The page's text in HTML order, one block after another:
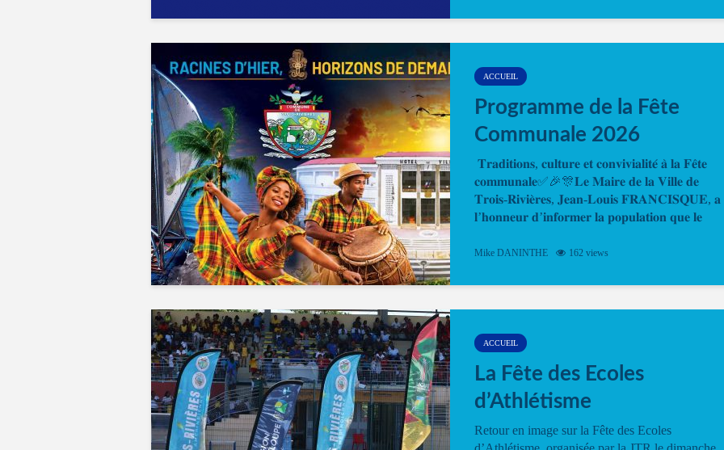
ACCUEIL
Programme de la Fête
Communale 2026
𝐓𝐫𝐚𝐝𝐢𝐭𝐢𝐨𝐧𝐬, 𝐜𝐮𝐥𝐭𝐮𝐫𝐞 𝐞𝐭 𝐜𝐨𝐧𝐯𝐢𝐯𝐢𝐚𝐥𝐢𝐭𝐞́ 𝐚̀ 𝐥𝐚 𝐅𝐞̂𝐭𝐞
𝐜𝐨𝐦𝐦𝐮𝐧𝐚𝐥𝐞✅🎉🎊𝐋𝐞 𝐌𝐚𝐢𝐫𝐞 𝐝𝐞 𝐥𝐚 𝐕𝐢𝐥𝐥𝐞 𝐝𝐞
𝐓𝐫𝐨𝐢𝐬-𝐑𝐢𝐯𝐢𝐞̀𝐫𝐞𝐬, 𝐉𝐞𝐚𝐧-𝐋𝐨𝐮𝐢𝐬 𝐅𝐑𝐀𝐍𝐂𝐈𝐒𝐐𝐔𝐄, 𝐚
𝐥’𝐡𝐨𝐧𝐧𝐞𝐮𝐫 𝐝’𝐢𝐧𝐟𝐨𝐫𝐦𝐞𝐫 𝐥𝐚 𝐩𝐨𝐩𝐮𝐥𝐚𝐭𝐢𝐨𝐧 𝐪𝐮𝐞 𝐥𝐞
Mike DANINTHE 162 views
ACCUEIL
La Fête des Ecoles
d’Athlétisme
Retour en image sur la Fête des Ecoles